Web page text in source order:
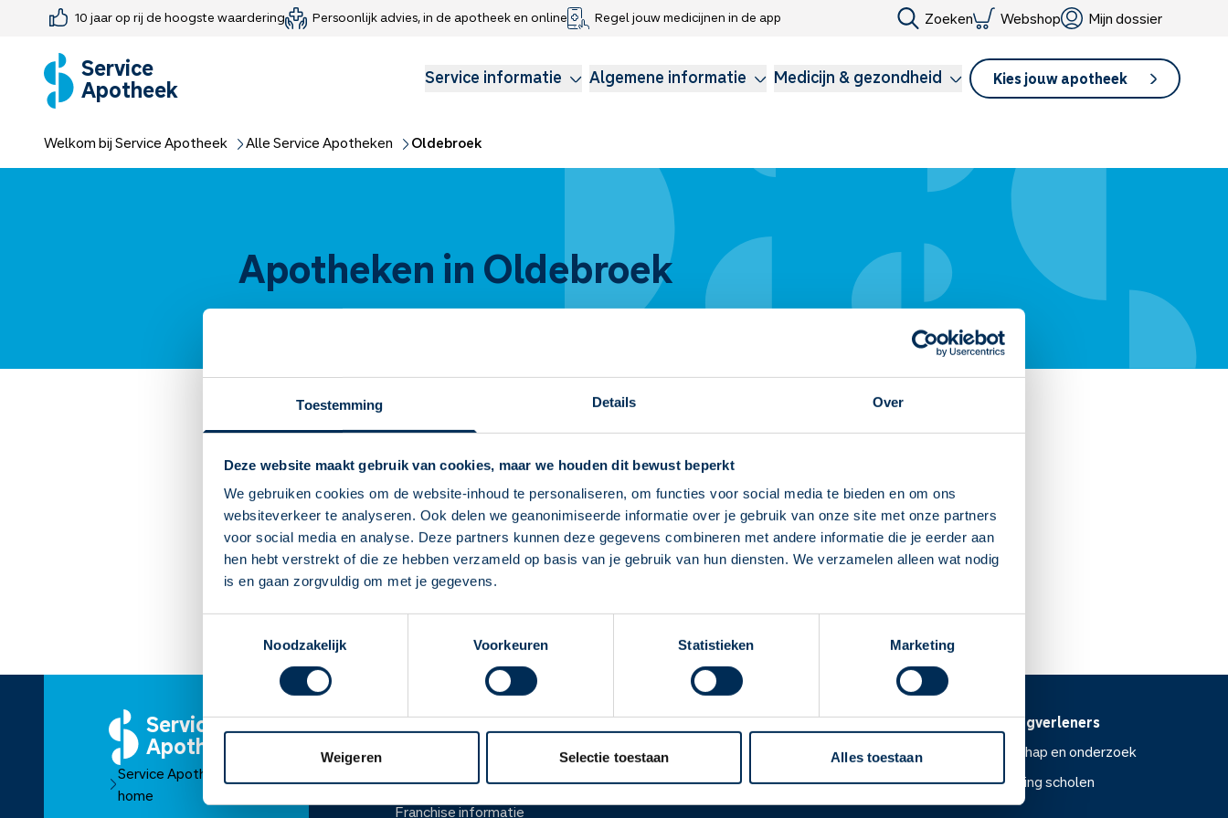
Toestemming Details Over
Deze website maakt gebruik van cookies, maar we houden dit bewust beperkt
We gebruiken cookies om de website-inhoud te personaliseren, om functies voor social media te bieden en om ons
websiteverkeer te analyseren. Ook delen we geanonimiseerde informatie over je gebruik van onze site met onze partners
voor social media en analyse. Deze partners kunnen deze gegevens combineren met andere informatie die je eerder aan
hen hebt verstrekt of die ze hebben verzameld op basis van je gebruik van hun diensten. We verzamelen alleen wat nodig
is en gaan zorgvuldig om met je gegevens.
Noodzakelijk
Voorkeuren Statistieken Marketing
Weigeren Selectie toestaan Alles toestaan
Deze Service Apotheek staat nu ingesteld als
jouw apotheek
Zo kan je makkelijk alle informatie vinden in het
10 jaar op rij de hoogste waardering Persoonlijk advies, in de apotheek en online Regel jouw medicijnen in de app Zoeken Webshop Mijn dossier
Service
Apotheek Service informatie Algemene informatie Medicijn & gezondheid Kies jouw apotheek
Farmaceutisch consult
Medicijn-APK
Webshop
Jouw medische gegevens delen
Klachtenregeling
Medicijnen voor kinderen
Longzorg
Welkom bij Service Apotheek Alle Service Apotheken Oldebroek
Apotheken in Oldebroek
Service Apotheek Oldebroek
Vandaag open van
serviceapotheekoldebroek@ezorg.nl
(0525) 63 26 27
Service
Apotheek
Service Apotheek
home
Over ons
Over Mosadex
Franchise informatie
Werken bij
Werken bij het hoofdkantoor
Vacatures
Voor zorgverleners
Wetenschap en onderzoek
Voorlichting scholen